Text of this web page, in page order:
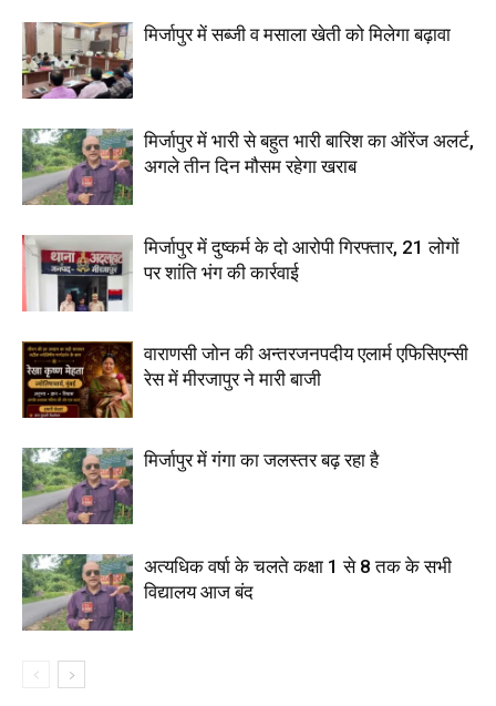
मिर्जापुर में सब्जी व मसाला खेती को मिलेगा बढ़ावा
मिर्जापुर में भारी से बहुत भारी बारिश का ऑरेंज अलर्ट,
अगले तीन दिन मौसम रहेगा खराब
मिर्जापुर में दुष्कर्म के दो आरोपी गिरफ्तार, 21 लोगों
पर शांति भंग की कार्रवाई
वाराणसी जोन की अन्तरजनपदीय एलार्म एफिसिएन्सी
रेस में मीरजापुर ने मारी बाजी
मिर्जापुर में गंगा का जलस्तर बढ़ रहा है
अत्यधिक वर्षा के चलते कक्षा 1 से 8 तक के सभी
विद्यालय आज बंद